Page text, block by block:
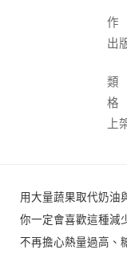
作
出
類
格
上
用大量蔬果取代奶油
你一定會喜歡這種減
不再擔心熱量過高、